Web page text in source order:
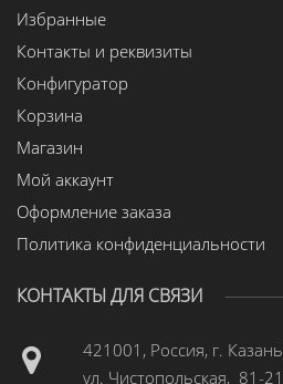
Избранные
Контакты и реквизиты
Конфигуратор
Корзина
Магазин
Мой аккаунт
Оформление заказа
Политика конфиденциальности
КОНТАКТЫ ДЛЯ СВЯЗИ
421001, Россия, г. Казань
ул. Чистопольская, 81-21